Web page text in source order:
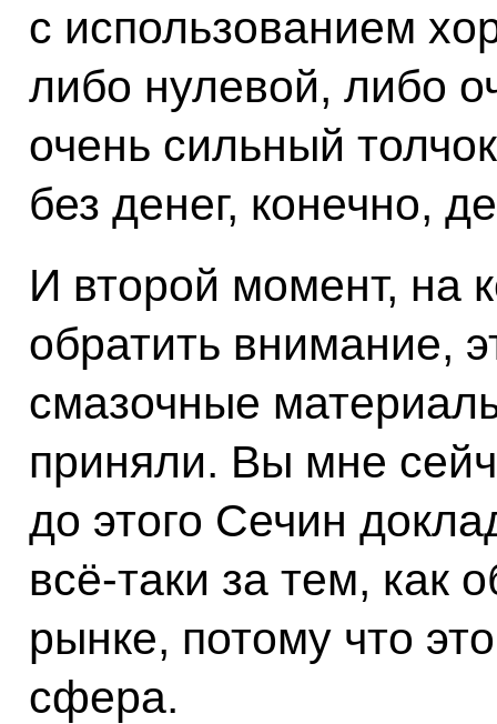
с использованием
либо нулевой, либо
очень сильный
без денег, конечно,
И второй момент, на
обратить внимание,
смазочные
приняли. Вы мне
до этого Сечин
всё‑таки за тем, как
рынке, потому что
сфера.